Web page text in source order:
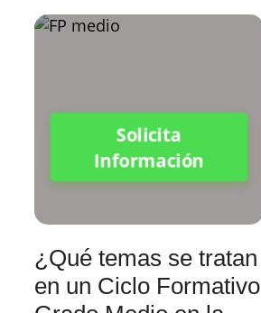
Solicita
Información
¿Qué temas se tratan
en un Ciclo Formativo